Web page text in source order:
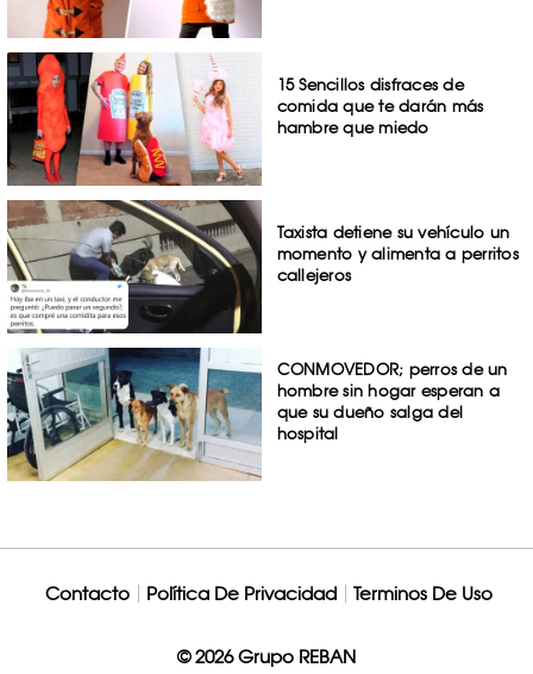
15 Sencillos disfraces de
comida que te darán más
hambre que miedo
Taxista detiene su vehículo un
momento y alimenta a perritos
callejeros
CONMOVEDOR; perros de un
hombre sin hogar esperan a
que su dueño salga del
hospital
Contacto Política De Privacidad Terminos De Uso
© 2026 Grupo REBAN